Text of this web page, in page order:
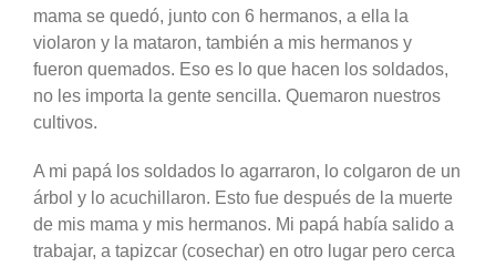
mama se quedó, junto con 6 hermanos, a ella la
violaron y la mataron, también a mis hermanos y
fueron quemados. Eso es lo que hacen los soldados,
no les importa la gente sencilla. Quemaron nuestros
cultivos.
A mi papá los soldados lo agarraron, lo colgaron de un
árbol y lo acuchillaron. Esto fue después de la muerte
de mis mama y mis hermanos. Mi papá había salido a
trabajar, a tapizcar (cosechar) en otro lugar pero cerca